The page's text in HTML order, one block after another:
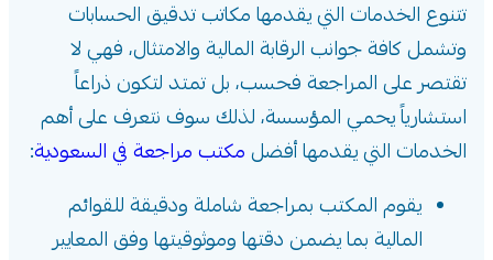
تتنوع الخدمات التي يقدمها مكاتب تدقيق الحسابات
وتشمل كافة جوانب الرقابة المالية والامتثال، فهي لا
تقتصر على المراجعة فحسب، بل تمتد لتكون ذراعاً
استشارياً يحمي المؤسسة، لذلك سوف نتعرف على أهم
الخدمات التي يقدمها أفضل مكتب مراجعة في السعودية:
يقوم المكتب بمراجعة شاملة ودقيقة للقوائم
المالية بما يضمن دقتها وموثوقيتها وفق المعايير